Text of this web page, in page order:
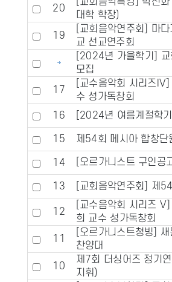
20
대학 학장)
19
[교회음악연주회] 마다
교 선교연주회
[2024년 가을학기] 교
모집
17
[교수음악회 시리즈IV]
수 성가독창회
16
[2024년 여름계절학
15 제54회 메시아 합창단
14 [오르가니스트 구인공
13 [교회음악연주회] 제
12
[교수음악회 시리즈 V]
희 교수 성가독창회
11
[오르가니스트청빙]
찬양대
10
제7회 더싱어즈 정기
지휘)